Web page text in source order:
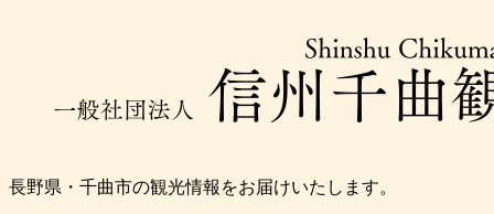
長野県・千曲市の観光情報をお届けいたします。